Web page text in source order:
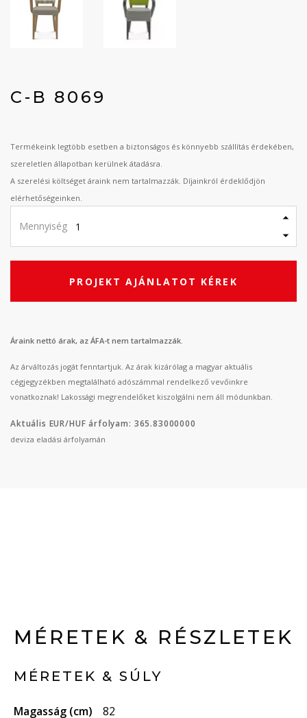
C-B 8069
Termékeink legtöbb esetben a biztonságos és könnyebb szállítás érdekében,
szereletlen állapotban kerülnek átadásra.
A szerelési költséget áraink nem tartalmazzák. Díjainkról érdeklődjön
elérhetőségeinken.
Mennyiség
PROJEKT AJÁNLATOT KÉREK
Áraink nettó árak, az ÁFA-t nem tartalmazzák.
Az árváltozás jogát fenntartjuk. Az árak kizárólag a magyar aktuális
cégjegyzékben megtalálható adószámmal rendelkező vevőinkre
vonatkoznak! Lakossági megrendelőket kiszolgálni nem áll módunkban.
Aktuális EUR/HUF árfolyam: 365.83000000
deviza eladási árfolyamán
MÉRETEK & RÉSZLETEK
MÉRETEK & SÚLY
Magasság (cm)
82